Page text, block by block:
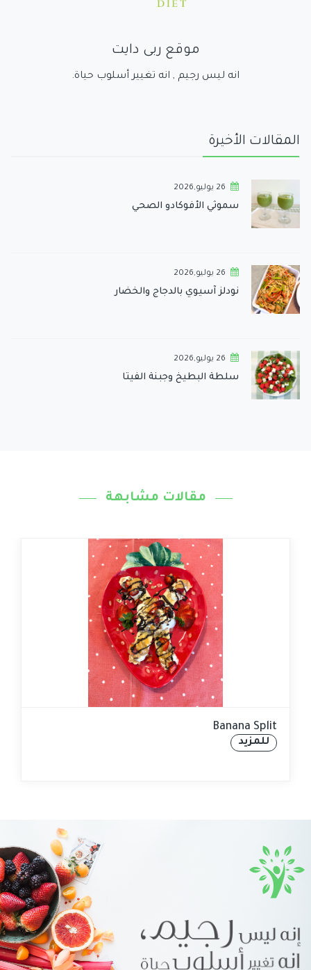
موقع ربى دايت
انه ليس رجيم , انه تغيير أسلوب حياة.
المقالات الأخيرة
26 يوليو,2026
سموثي الأفوكادو الصحي
26 يوليو,2026
نودلز آسيوي بالدجاج والخضار
26 يوليو,2026
سلطة البطيخ وجبنة الفيتا
مقالات مشابهة
Banana Split
للمزيد